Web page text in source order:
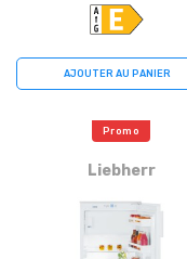
AJOUTER AU PANIER
Promo
Liebherr